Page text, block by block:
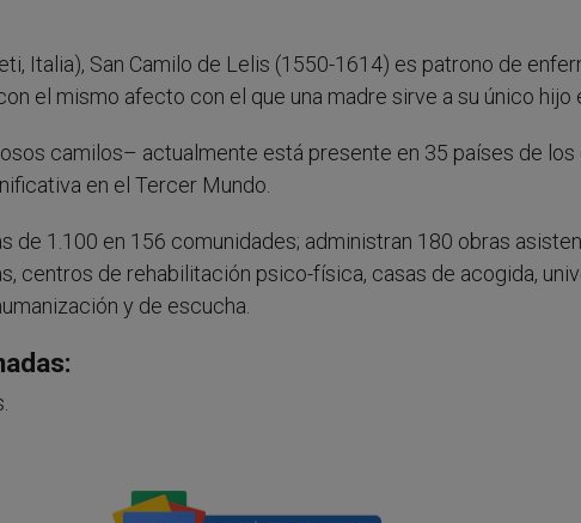
Italia), San Camilo de Lelis (1550-1614) es patrono de
el mismo afecto con el que una madre sirve a su único hijo
camilos– actualmente está presente en 35 países de
en el Tercer Mundo.
de 1.100 en 156 comunidades; administran 180 obras
centros de rehabilitación psico-física, casas de acogida,
y de escucha.